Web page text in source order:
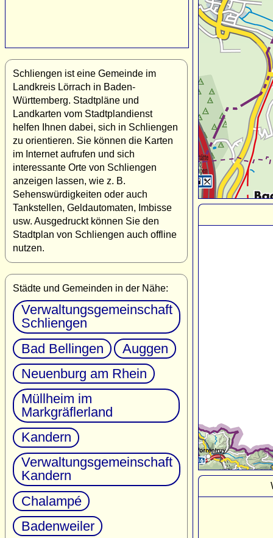
Schliengen ist eine Gemeinde im
Landkreis Lörrach in Baden-
Württemberg. Stadtpläne und
Landkarten vom Stadtplandienst
helfen Ihnen dabei, sich in Schliengen
zu orientieren. Sie können die Karten
im Internet aufrufen und sich
interessante Orte von Schliengen
anzeigen lassen, wie z. B.
Sehenswürdigkeiten oder auch
Tankstellen, Geldautomaten, Imbisse
usw. Ausgedruckt können Sie den
Stadtplan von Schliengen auch offline
nutzen.
Städte und Gemeinden in der Nähe:
Verwaltungsgemeinschaft
Schliengen
Bad Bellingen
Auggen
Neuenburg am Rhein
Müllheim im
Markgräflerland
Kandern
Verwaltungsgemeinschaft
Kandern
Chalampé
Badenweiler